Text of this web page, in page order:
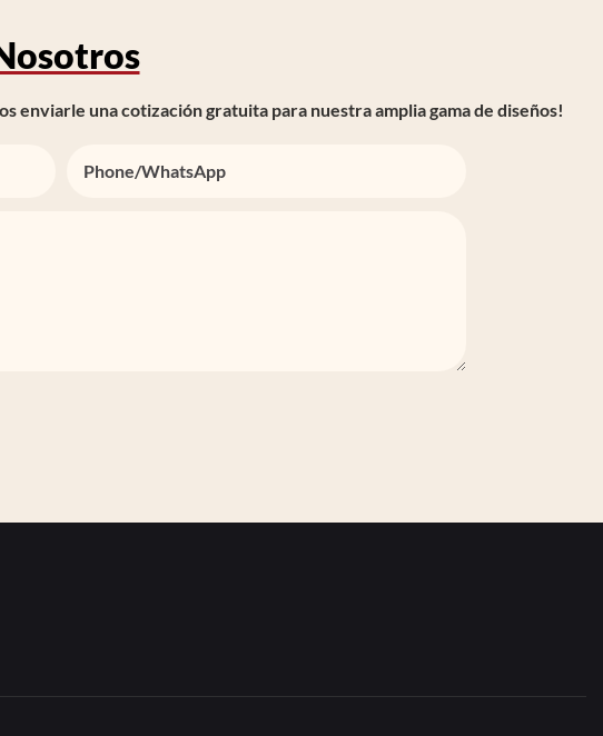
una cotización gratuita para nuestra amplia gama de diseños!
Phone/whatsApp